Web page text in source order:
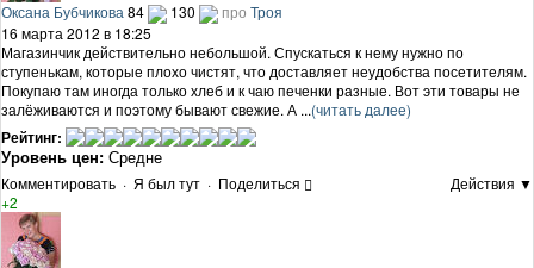
Оксана Бубчикова 84 130 про Троя
16 марта 2012 в 18:25
Магазинчик действительно небольшой. Спускаться к нему нужно по
ступенькам, которые плохо чистят, что доставляет неудобства посетителям.
Покупаю там иногда только хлеб и к чаю печенки разные. Вот эти товары не
залёживаются и поэтому бывают свежие. А ...(читать далее)
Рейтинг:
Уровень цен: Средне
Комментировать · Я был тут · Поделиться
Действия ▼
+2